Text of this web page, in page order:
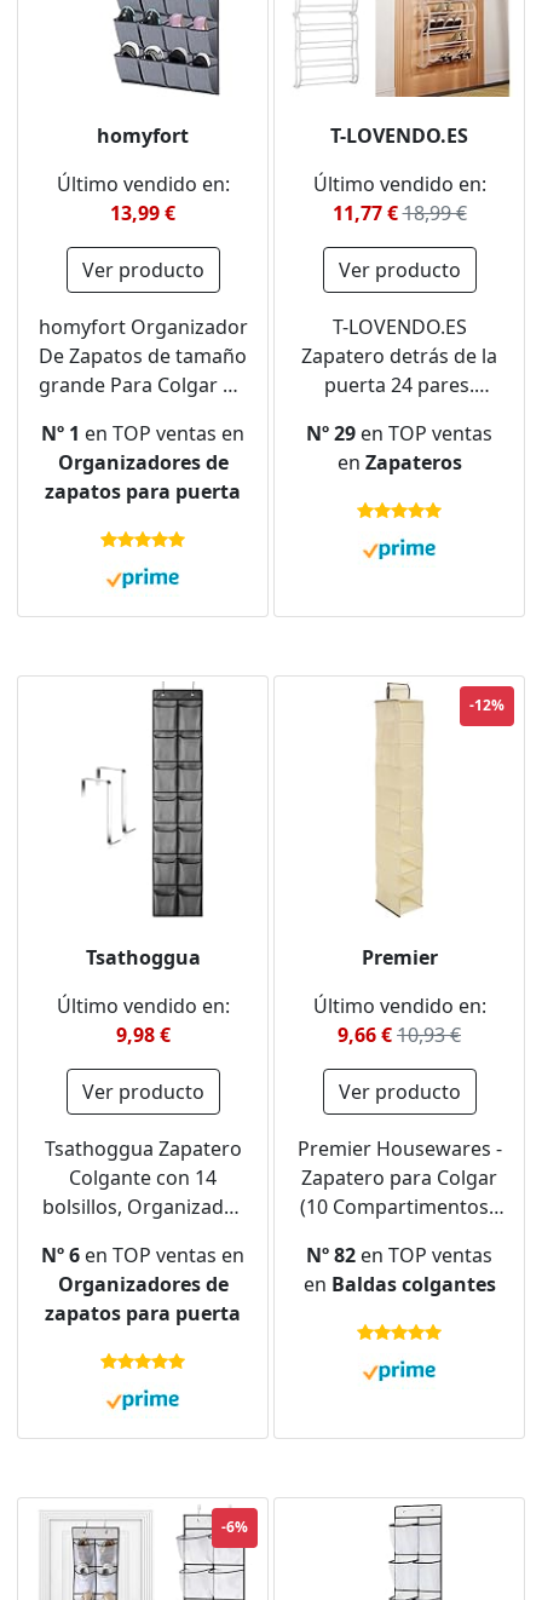
homyfort
Último vendido en:
13,99 €
Ver producto
homyfort Organizador
De Zapatos de tamaño
grande Para Colgar De
Bolsa de
Almacenamiento
Armario Colgante, 24
Bolsillos, con 4
X3G12GP2
Nº 1 en TOP ventas en
Organizadores de
zapatos para puerta
T-LOVENDO.ES
Último vendido en:
11,77 €18,99 €
Ver producto
T-LOVENDO.ES
Zapatero detrás de la
puerta 24 pares.
zapatos y zapatillas.
Zapatero colgante.
Plástico y metal
Nº 29 en TOP ventas
en Zapateros
Tsathoggua
Último vendido en:
9,98 €
Ver producto
Tsathoggua Zapatero
Colgante con 14
bolsillos, Organizador
Tamaño, Organizador
Sobre la Puerta,
Organizador Colgante
para Dormitorios y
Ahorra Espacio
Nº 6 en TOP ventas en
Organizadores de
zapatos para puerta
-12%
Premier
Último vendido en:
9,66 €10,93 €
Ver producto
Premier Housewares -
Zapatero para Colgar
(10 Compartimentos),
Nº 82 en TOP ventas
en Baldas colgantes
-6%